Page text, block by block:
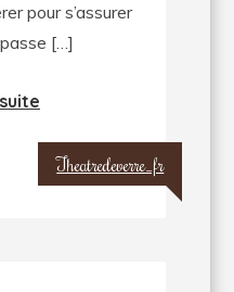
pratiques
pour s’assurer
[…]
Theatredeverre_fr